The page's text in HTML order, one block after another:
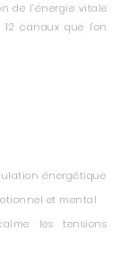
de l’énergie vitale
canaux que l'on
énergétique
et mental
les tensions